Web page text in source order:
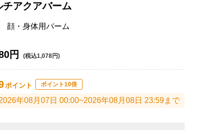
アクアバーム
顔・身体用バーム
円 (税込1,078円)
ポイント ポイント10倍
年08月07日 00:00~2026年08月08日 23:59まで